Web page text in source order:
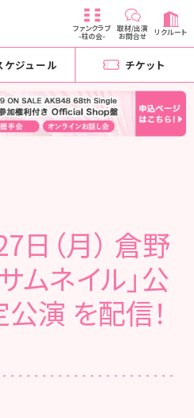
ファンクラブ
-柱の会-
取材/出演
お問合せ リクルート
ケジュール チケット
日（月） 倉野
ムネイル」公
演 を配信！